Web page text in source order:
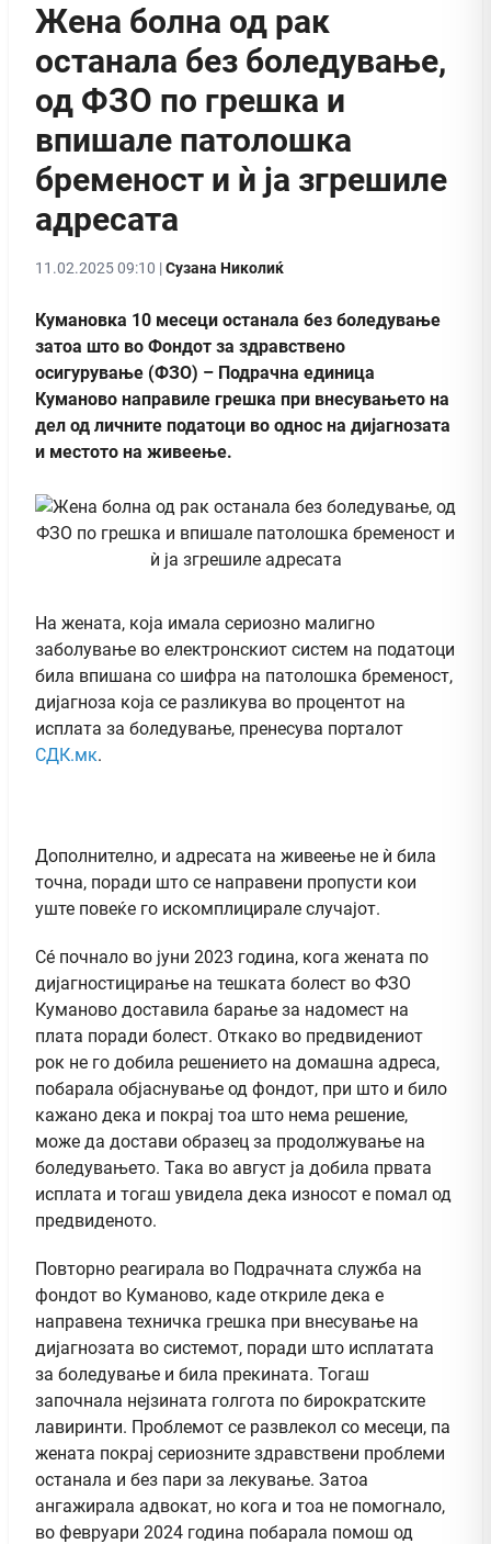
Жена болна од рак
останала без боледување,
од ФЗО по грешка и
впишале патолошка
бременост и ѝ ја згрешиле
адресата
11.02.2025 09:10 |Сузана Николиќ
Кумановка 10 месеци останала без боледување
затоа што во Фондот за здравствено
осигурување (ФЗО) – Подрачна единица
Куманово направиле грешка при внесувањето на
дел од личните податоци во однос на дијагнозата
и местото на живеење.
На жената, која имала сериозно малигно
заболување во електронскиот систем на податоци
била впишана со шифра на патолошка бременост,
дијагноза која се разликува во процентот на
исплата за боледување, пренесува порталот
СДК.мк.
Дополнително, и адресата на живеење не ѝ била
точна, поради што се направени пропусти кои
уште повеќе го искомплицирале случајот.
Сé почнало во јуни 2023 година, кога жената по
дијагностицирање на тешката болест во ФЗО
Куманово доставила барање за надомест на
плата поради болест. Откако во предвидениот
рок не го добила решението на домашна адреса,
побарала објаснување од фондот, при што и било
кажано дека и покрај тоа што нема решение,
може да достави образец за продолжување на
боледувањето. Така во август ја добила првата
исплата и тогаш увидела дека износот е помал од
предвиденото.
Повторно реагирала во Подрачната служба на
фондот во Куманово, каде откриле дека е
направена техничка грешка при внесување на
дијагнозата во системот, поради што исплатата
за боледување и била прекината. Тогаш
започнала нејзината голгота по бирократските
лавиринти. Проблемот се развлекол со месеци, па
жената покрај сериозните здравствени проблеми
останала и без пари за лекување. Затоа
ангажирала адвокат, но кога и тоа не помогнало,
во февруари 2024 година побарала помош од